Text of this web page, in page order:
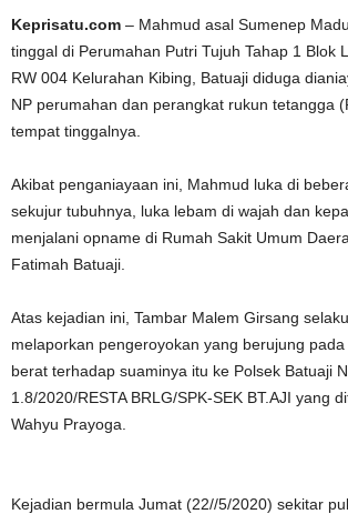
Keprisatu.com – Mahmud asal Sumenep
tinggal di Perumahan Putri Tujuh Tahap 1 Blok
RW 004 Kelurahan Kibing, Batuaji diduga
NP perumahan dan perangkat rukun tetangga
tempat tinggalnya.
Akibat penganiayaan ini, Mahmud luka di
sekujur tubuhnya, luka lebam di wajah dan
menjalani opname di Rumah Sakit Umum
Fatimah Batuaji.
Atas kejadian ini, Tambar Malem Girsang
melaporkan pengeroyokan yang berujung
berat terhadap suaminya itu ke Polsek Batuaji
1.8/2020/RESTA BRLG/SPK-SEK BT.AJI yang
Wahyu Prayoga.
Kejadian bermula Jumat (22//5/2020) sekitar